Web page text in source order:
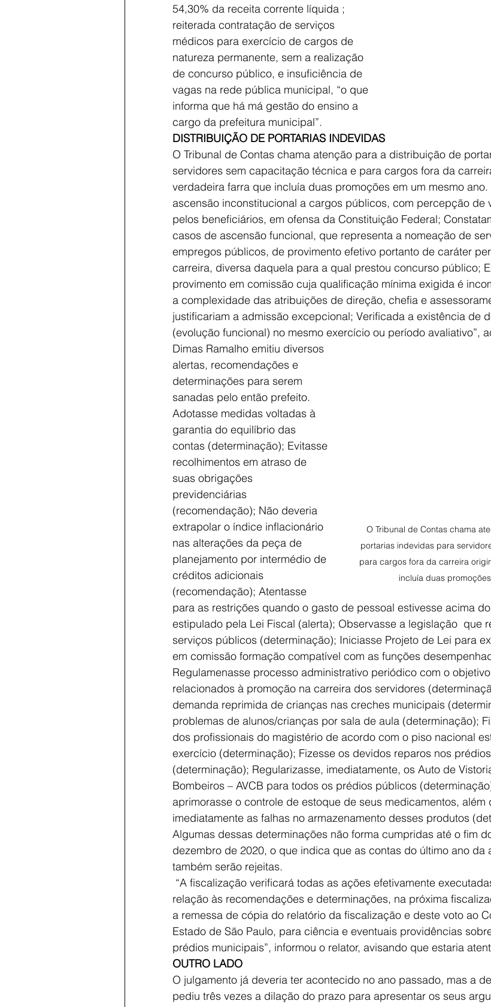
54,30% da receita corrente líquida ;
reiterada contratação de serviços
médicos para exercício de cargos de
natureza permanente, sem a realização
de concurso público, e insuficiência de
vagas na rede pública municipal, “o que
informa que há má gestão do ensino a
cargo da prefeitura municipal”.
DISTRIBUIÇÃO DE PORTARIAS INDEVIDAS
O Tribunal de Contas chama atenção para a distribuição de
servidores sem capacitação técnica e para cargos fora da
verdadeira farra que incluía duas promoções em um mesmo
ascensão inconstitucional a cargos públicos, com percepção de
pelos beneficiários, em ofensa da Constituição Federal;
casos de ascensão funcional, que representa a nomeação de
empregos públicos, de provimento efetivo portanto de caráter
carreira, diversa daquela para a qual prestou concurso público;
provimento em comissão cuja qualificação mínima exigida é
a complexidade das atribuições de direção, chefia e
justificariam a admissão excepcional; Verificada a existência de
(evolução funcional) no mesmo exercício ou período avaliativo”,
O Tribunal de Contas chama
portarias indevidas para
para cargos fora da carreira
incluía duas
Dimas Ramalho emitiu diversos
alertas, recomendações e
determinações para serem
sanadas pelo então prefeito.
Adotasse medidas voltadas à
garantia do equilíbrio das
contas (determinação); Evitasse
recolhimentos em atraso de
suas obrigações
previdenciárias
(recomendação); Não deveria
extrapolar o índice inflacionário
nas alterações da peça de
planejamento por intermédio de
créditos adicionais
(recomendação); Atentasse
para as restrições quando o gasto de pessoal estivesse acima
estipulado pela Lei Fiscal (alerta); Observasse a legislação  que
serviços públicos (determinação); Iniciasse Projeto de Lei para
em comissão formação compatível com as funções
Regulamenasse processo administrativo periódico com o
relacionados à promoção na carreira dos servidores
demanda reprimida de crianças nas creches municipais
problemas de alunos/crianças por sala de aula (determinação);
dos profissionais do magistério de acordo com o piso nacional
exercício (determinação); Fizesse os devidos reparos nos
(determinação); Regularizasse, imediatamente, os Auto de
Bombeiros – AVCB para todos os prédios públicos
aprimorasse o controle de estoque de seus medicamentos, além
imediatamente as falhas no armazenamento desses produtos
Algumas dessas determinações não forma cumpridas até o fim
dezembro de 2020, o que indica que as contas do último ano da
também serão rejeitas.
relação às recomendações e determinações, na próxima
a remessa de cópia do relatório da fiscalização e deste voto ao
Estado de São Paulo, para ciência e eventuais providências
prédios municipais”, informou o relator, avisando que estaria
OUTRO LADO
O julgamento já deveria ter acontecido no ano passado, mas a
pediu três vezes a dilação do prazo para apresentar os seus